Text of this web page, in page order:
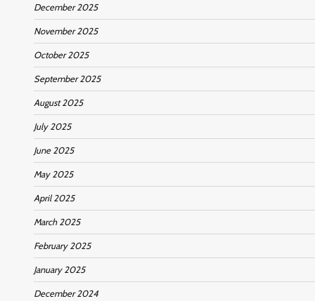
December 2025
November 2025
October 2025
September 2025
August 2025
July 2025
June 2025
May 2025
April 2025
March 2025
February 2025
January 2025
December 2024